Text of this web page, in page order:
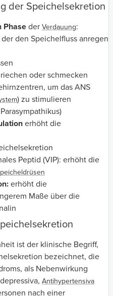
der Speichelsekretion
Phaseder Verdauung:
den Speichelfluss anregen
oder schmecken
um das ANS
) zu stimulieren
erhöht die
Peptid (VIP): erhöht die
erhöht die
Maße über die
ist der klinische Begriff,
bezeichnet, die
als Nebenwirkung
Antihypertensiva
nach einer